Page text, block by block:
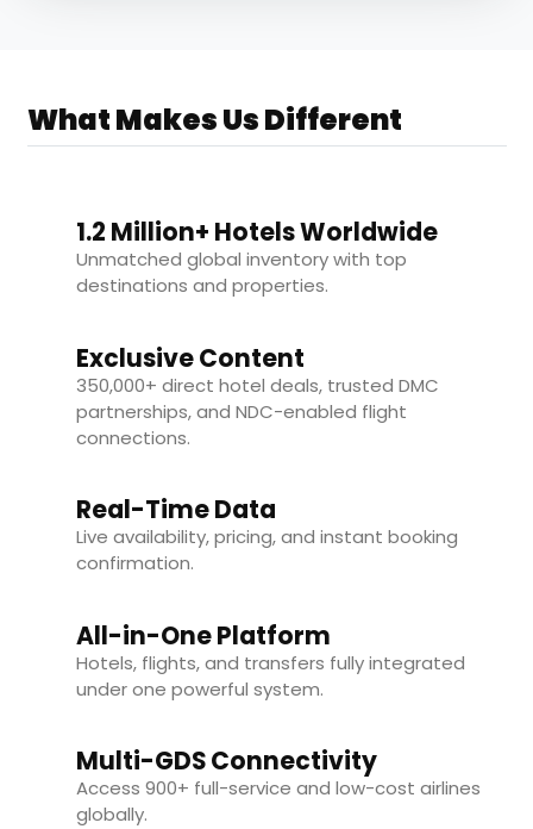
What Makes Us Different
1.2 Million+ Hotels Worldwide
Unmatched global inventory with top
destinations and properties.
Exclusive Content
350,000+ direct hotel deals, trusted DMC
partnerships, and NDC-enabled flight
connections.
Real-Time Data
Live availability, pricing, and instant booking
confirmation.
All-in-One Platform
Hotels, flights, and transfers fully integrated
under one powerful system.
Multi-GDS Connectivity
Access 900+ full-service and low-cost airlines
globally.